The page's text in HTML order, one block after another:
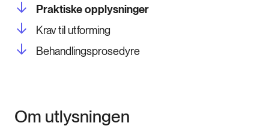
Praktiske opplysninger
Krav til utforming
Behandlingsprosedyre
Om utlysningen